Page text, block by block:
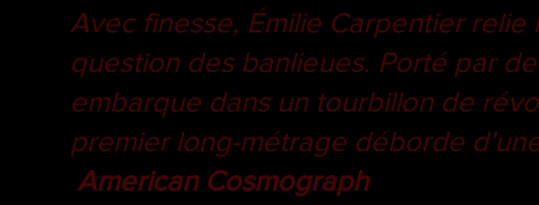
Avec finesse, Émilie Carpentier
question des banlieues. Porté par
embarque dans un tourbillon de
premier long-métrage déborde
American Cosmograph